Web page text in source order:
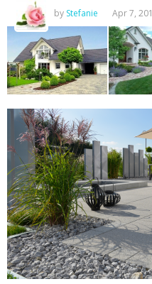
by Stefanie Apr 7,